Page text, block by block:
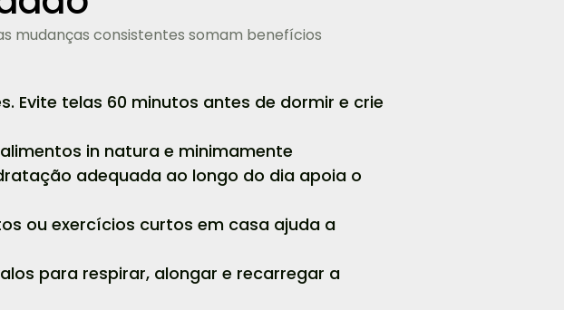
mudanças consistentes somam benefícios
Evite telas 60 minutos antes de dormir e crie
in natura e minimamente
adequada ao longo do dia apoia o
ou exercícios curtos em casa ajuda a
para respirar, alongar e recarregar a